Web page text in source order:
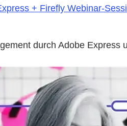
+ Firefly Webinar-
durch Adobe Express